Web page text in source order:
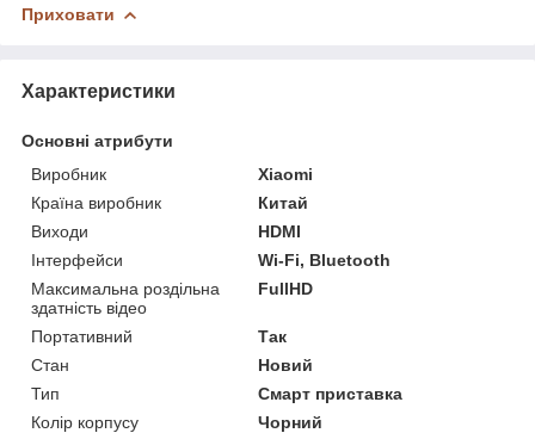
Приховати
Характеристики
Основні атрибути
Виробник
Xiaomi
Країна виробник
Китай
Виходи
HDMI
Інтерфейси
Wi-Fi, Bluetooth
Максимальна роздільна
здатність відео
FullHD
Портативний
Так
Стан
Новий
Тип
Смарт приставка
Колір корпусу
Чорний